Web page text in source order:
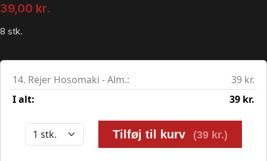
39,00 kr.
8 stk.